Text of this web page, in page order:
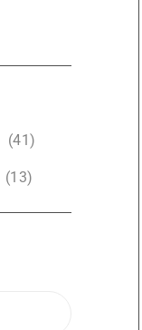
(41)
(13)